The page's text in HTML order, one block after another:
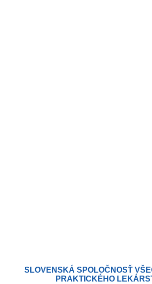
SLOVENSKÁ SPOLOČNOSŤ
PRAKTICKÉHO